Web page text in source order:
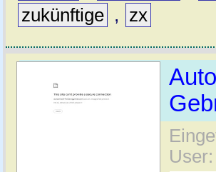
zukünftige , zx
User: